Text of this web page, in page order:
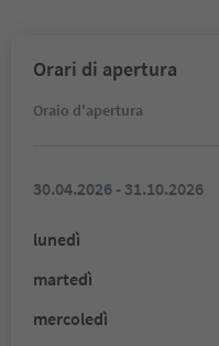
Orari di apertura
Oraio d'apertura
30.04.2026 - 31.10.2026
lunedì
martedì
mercoledì